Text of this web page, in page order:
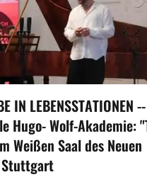
IN LEBENSSTATIONEN --
Hugo- Wolf-Akademie:
Weißen Saal des Neuen
Stuttgart